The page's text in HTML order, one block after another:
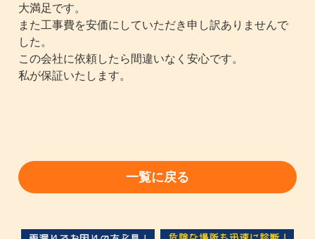
大満足です。
また工事費を安価にしていただき申し訳ありませんで
した。
この会社に依頼したら間違いなく安心です。
私が保証いたします。
一覧に戻る